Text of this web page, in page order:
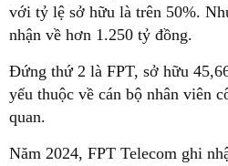
với tỷ lệ sở hữu là trên 50%.
nhận về hơn 1.250 tỷ đồng.
Đứng thứ 2 là FPT, sở hữu
yếu thuộc về cán bộ nhân viên
quan.
Năm 2024, FPT Telecom ghi